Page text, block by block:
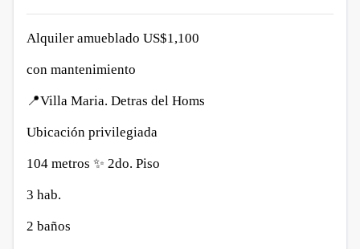
Alquiler amueblado US$1,100
con mantenimiento
📍Villa Maria. Detras del Homs
Ubicación privilegiada
104 metros ✨ 2do. Piso
3 hab.
2 baños